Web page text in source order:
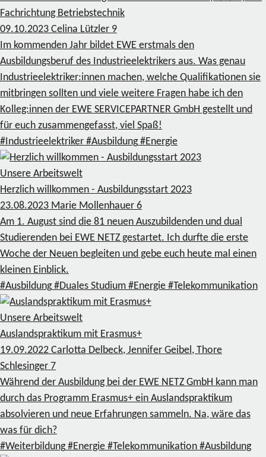
Fachrichtung Betriebstechnik
09.10.2023 Celina Lützler 9
Im kommenden Jahr bildet EWE erstmals den
Ausbildungsberuf des Industrieelektrikers aus. Was genau
Industrieelektriker:innen machen, welche Qualifikationen sie
mitbringen sollten und viele weitere Fragen habe ich den
Kolleg:innen der EWE SERVICEPARTNER GmbH gestellt und
für euch zusammengefasst, viel Spaß!
#Industrieelektriker #Ausbildung #Energie
Unsere Arbeitswelt
Herzlich willkommen - Ausbildungsstart 2023
23.08.2023 Marie Mollenhauer 6
Am 1. August sind die 81 neuen Auszubildenden und dual
Studierenden bei EWE NETZ gestartet. Ich durfte die erste
Woche der Neuen begleiten und gebe euch heute mal einen
kleinen Einblick.
#Ausbildung #Duales Studium #Energie #Telekommunikation
Unsere Arbeitswelt
Auslandspraktikum mit Erasmus+
19.09.2022 Carlotta Delbeck, Jennifer Geibel, Thore
Schlesinger 7
Während der Ausbildung bei der EWE NETZ GmbH kann man
durch das Programm Erasmus+ ein Auslandspraktikum
absolvieren und neue Erfahrungen sammeln. Na, wäre das
was für dich?
#Weiterbildung #Energie #Telekommunikation #Ausbildung